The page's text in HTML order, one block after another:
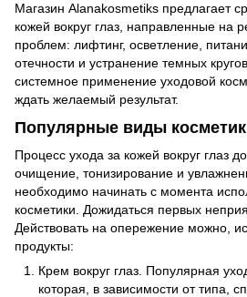
Магазин Alanakosmetiks предлагает
кожей вокруг глаз, направленные на
проблем: лифтинг, осветление,
отечности и устранение темных
системное применение уходовой
ждать желаемый результат.
Популярные виды
Процесс ухода за кожей вокруг глаз
очищение, тонизирование и
необходимо начинать с момента
косметики. Дожидаться первых
Действовать на опережение можно,
продукты:
Крем вокруг глаз. Популярная
которая, в зависимости от типа,